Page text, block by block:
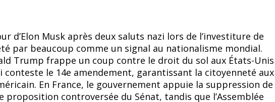
d’Elon Musk après deux saluts nazi lors de l’investiture de
par beaucoup comme un signal au nationalisme mondial.
Trump frappe un coup contre le droit du sol aux États-Unis
conteste le 14e amendement, garantissant la citoyenneté aux
En France, le gouvernement appuie la suppression de
proposition controversée du Sénat, tandis que l’Assemblée